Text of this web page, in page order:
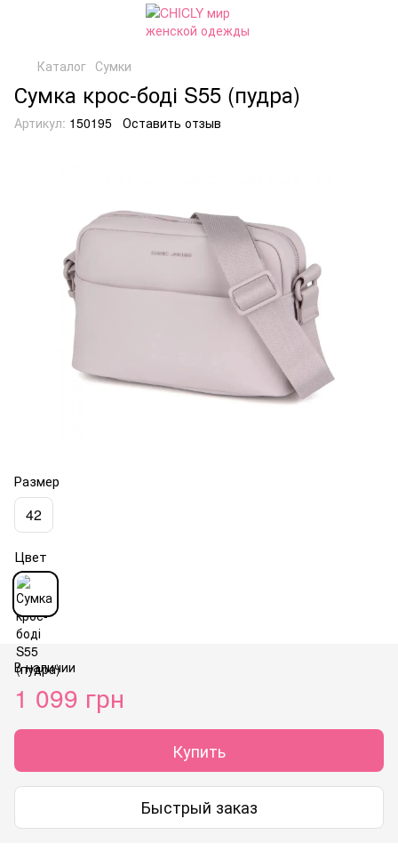
Каталог Сумки
Сумка крос-боді S55 (пудра)
Артикул: 150195 Оставить отзыв
Размер
42
Цвет
В наличии
1 099 грн
Купить
Быстрый заказ